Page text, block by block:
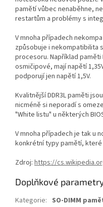
pamětí vůbec nenaběhne,
restartům a problémy s
V mnoha případech
způsobuje i nekompatibilita
procesoru. Například
osmičipové, mají napětí
podporují jen napětí 1,5V.
Kvalitnější DDR3L paměti
nicméně si neporadí s
"White listu" u některých
V mnoha případech je tak u
konkrétní typy pamětí, které
Zdroj: https://
Doplňkové
Kategorie: SO-DIMM